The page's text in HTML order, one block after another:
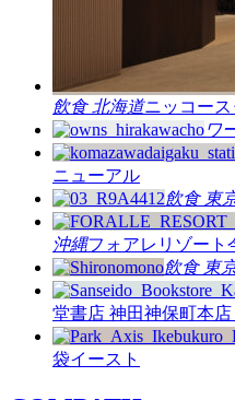
飲食 北海道ニッコー
ワ
ニューアル
飲食 東
沖縄フォアレリゾート
飲食 東
堂書店 神田神保町本店
袋イースト